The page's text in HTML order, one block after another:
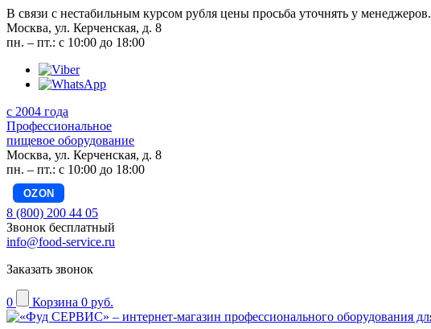
В связи с нестабильным курсом рубля цены просьба уточнять у менеджеров.
Москва, ул. Керченская, д. 8
пн. – пт.: с 10:00 до 18:00
с 2004 года
Профессиональное
пищевое оборудование
Москва, ул. Керченская, д. 8
пн. – пт.: с 10:00 до 18:00
OZON
8 (800) 200 44 05
Звонок бесплатный
info@food-service.ru
Заказать звонок
0 Корзина 0 руб.